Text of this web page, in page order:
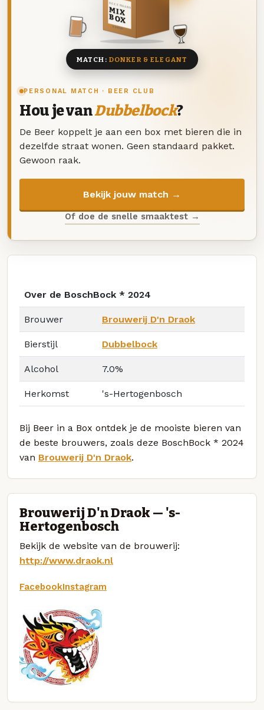
PERSONAL MATCH · BEER CLUB
Hou je vanDubbelbock?
De Beer koppelt je aan een box met bieren die in
dezelfde straat wonen. Geen standaard pakket.
Gewoon raak.
Bekijk jouw match →
Of doe de snelle smaaktest →
DEZE MAAND
MIX
BOX
8 BIEREN
MATCH: DONKER & ELEGANT
Over de BoschBock * 2024
Brouwer Brouwerij D'n Draok
Bierstijl Dubbelbock
Alcohol 7.0%
Herkomst 's-Hertogenbosch
Bij Beer in a Box ontdek je de mooiste bieren van
de beste brouwers, zoals deze BoschBock * 2024
van Brouwerij D'n Draok.
Brouwerij D'n Draok — 's-
Hertogenbosch
Bekijk de website van de brouwerij:
http://www.draok.nl
FacebookInstagram